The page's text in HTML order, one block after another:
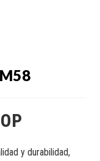
y durabilidad,